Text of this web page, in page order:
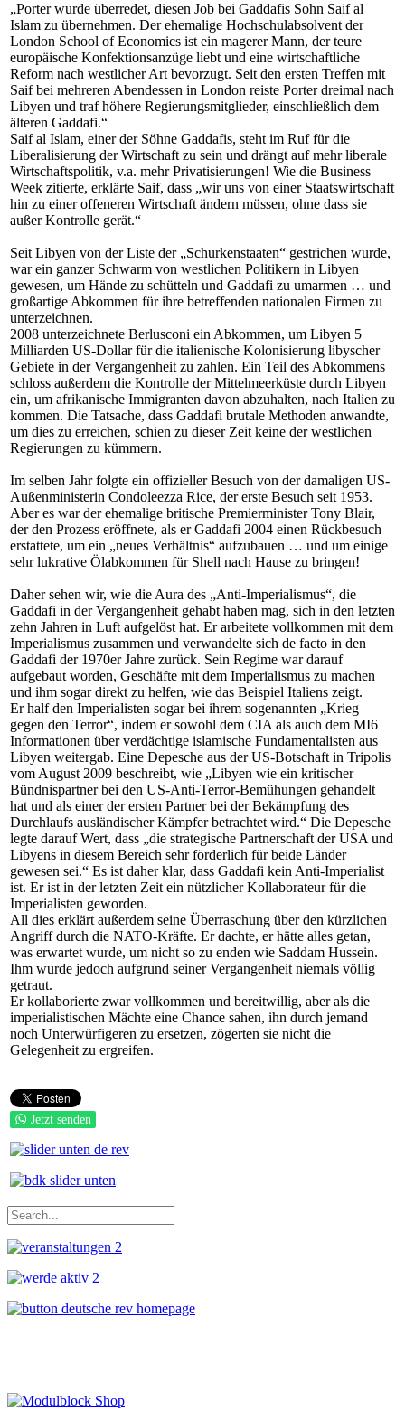
„Porter wurde überredet, diesen Job bei Gaddafis Sohn Saif al
Islam zu übernehmen. Der ehemalige Hochschulabsolvent der
London School of Economics ist ein magerer Mann, der teure
europäische Konfektionsanzüge liebt und eine wirtschaftliche
Reform nach westlicher Art bevorzugt. Seit den ersten Treffen mit
Saif bei mehreren Abendessen in London reiste Porter dreimal nach
Libyen und traf höhere Regierungsmitglieder, einschließlich dem
älteren Gaddafi.“
Saif al Islam, einer der Söhne Gaddafis, steht im Ruf für die
Liberalisierung der Wirtschaft zu sein und drängt auf mehr liberale
Wirtschaftspolitik, v.a. mehr Privatisierungen! Wie die Business
Week zitierte, erklärte Saif, dass „wir uns von einer Staatswirtschaft
hin zu einer offeneren Wirtschaft ändern müssen, ohne dass sie
außer Kontrolle gerät.“
Seit Libyen von der Liste der „Schurkenstaaten“ gestrichen wurde,
war ein ganzer Schwarm von westlichen Politikern in Libyen
gewesen, um Hände zu schütteln und Gaddafi zu umarmen … und
großartige Abkommen für ihre betreffenden nationalen Firmen zu
unterzeichnen.
2008 unterzeichnete Berlusconi ein Abkommen, um Libyen 5
Milliarden US-Dollar für die italienische Kolonisierung libyscher
Gebiete in der Vergangenheit zu zahlen. Ein Teil des Abkommens
schloss außerdem die Kontrolle der Mittelmeerküste durch Libyen
ein, um afrikanische Immigranten davon abzuhalten, nach Italien zu
kommen. Die Tatsache, dass Gaddafi brutale Methoden anwandte,
um dies zu erreichen, schien zu dieser Zeit keine der westlichen
Regierungen zu kümmern.
Im selben Jahr folgte ein offizieller Besuch von der damaligen US-
Außenministerin Condoleezza Rice, der erste Besuch seit 1953.
Aber es war der ehemalige britische Premierminister Tony Blair,
der den Prozess eröffnete, als er Gaddafi 2004 einen Rückbesuch
erstattete, um ein „neues Verhältnis“ aufzubauen … und um einige
sehr lukrative Ölabkommen für Shell nach Hause zu bringen!
Daher sehen wir, wie die Aura des „Anti-Imperialismus“, die
Gaddafi in der Vergangenheit gehabt haben mag, sich in den letzten
zehn Jahren in Luft aufgelöst hat. Er arbeitete vollkommen mit dem
Imperialismus zusammen und verwandelte sich de facto in den
Gaddafi der 1970er Jahre zurück. Sein Regime war darauf
aufgebaut worden, Geschäfte mit dem Imperialismus zu machen
und ihm sogar direkt zu helfen, wie das Beispiel Italiens zeigt.
Er half den Imperialisten sogar bei ihrem sogenannten „Krieg
gegen den Terror“, indem er sowohl dem CIA als auch dem MI6
Informationen über verdächtige islamische Fundamentalisten aus
Libyen weitergab. Eine Depesche aus der US-Botschaft in Tripolis
vom August 2009 beschreibt, wie „Libyen wie ein kritischer
Bündnispartner bei den US-Anti-Terror-Bemühungen gehandelt
hat und als einer der ersten Partner bei der Bekämpfung des
Durchlaufs ausländischer Kämpfer betrachtet wird.“ Die Depesche
legte darauf Wert, dass „die strategische Partnerschaft der USA und
Libyens in diesem Bereich sehr förderlich für beide Länder
gewesen sei.“ Es ist daher klar, dass Gaddafi kein Anti-Imperialist
ist. Er ist in der letzten Zeit ein nützlicher Kollaborateur für die
Imperialisten geworden.
All dies erklärt außerdem seine Überraschung über den kürzlichen
Angriff durch die NATO-Kräfte. Er dachte, er hätte alles getan,
was erwartet wurde, um nicht so zu enden wie Saddam Hussein.
Ihm wurde jedoch aufgrund seiner Vergangenheit niemals völlig
getraut.
Er kollaborierte zwar vollkommen und bereitwillig, aber als die
imperialistischen Mächte eine Chance sahen, ihn durch jemand
noch Unterwürfigeren zu ersetzen, zögerten sie nicht die
Gelegenheit zu ergreifen.
Jetzt senden